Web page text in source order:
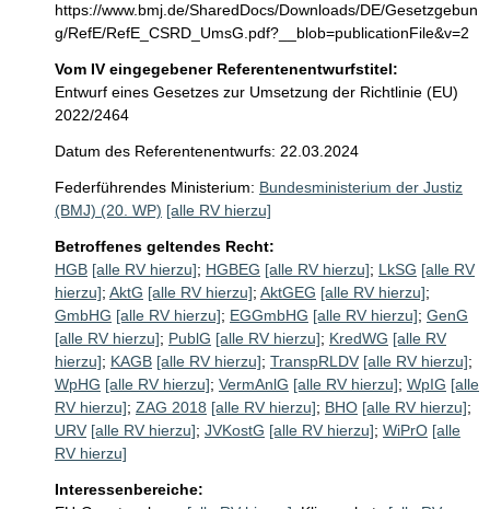
https://www.bmj.de/SharedDocs/Downloads/DE/Gesetzgebun
g/RefE/RefE_CSRD_UmsG.pdf?__blob=publicationFile&v=2
Vom IV eingegebener Referentenentwurfstitel:
Entwurf eines Gesetzes zur Umsetzung der Richtlinie (EU)
2022/2464
Datum des Referentenentwurfs: 22.03.2024
Federführendes Ministerium: Bundesministerium der Justiz
(BMJ) (20. WP) [alle RV hierzu]
Betroffenes geltendes Recht:
HGB [alle RV hierzu]; HGBEG [alle RV hierzu]; LkSG [alle RV
hierzu]; AktG [alle RV hierzu]; AktGEG [alle RV hierzu];
GmbHG [alle RV hierzu]; EGGmbHG [alle RV hierzu]; GenG
[alle RV hierzu]; PublG [alle RV hierzu]; KredWG [alle RV
hierzu]; KAGB [alle RV hierzu]; TranspRLDV [alle RV hierzu];
WpHG [alle RV hierzu]; VermAnlG [alle RV hierzu]; WpIG [alle
RV hierzu]; ZAG 2018 [alle RV hierzu]; BHO [alle RV hierzu];
URV [alle RV hierzu]; JVKostG [alle RV hierzu]; WiPrO [alle
RV hierzu]
Interessenbereiche: